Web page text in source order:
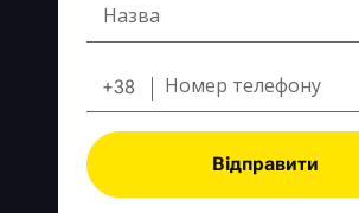
+38
Відправити